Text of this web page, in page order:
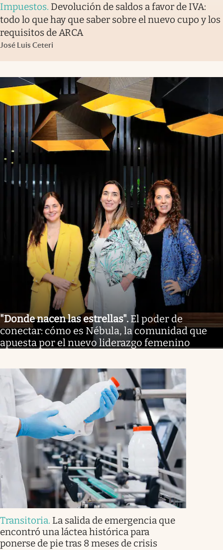
Impuestos. Devolución de saldos a favor de IVA:
todo lo que hay que saber sobre el nuevo cupo y los
requisitos de ARCA
José Luis Ceteri
"Donde nacen las estrellas". El poder de
conectar: cómo es Nébula, la comunidad que
apuesta por el nuevo liderazgo femenino
Transitoria. La salida de emergencia que
encontró una láctea histórica para
ponerse de pie tras 8 meses de crisis